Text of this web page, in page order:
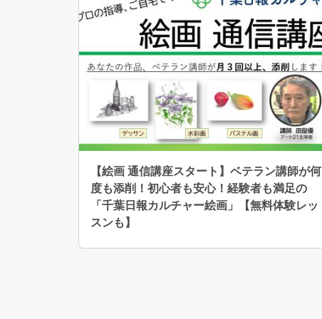
【絵画 通信講座スタート】ベテラン講師が何
度も添削！初心者も安心！経験者も満足の
「千葉日報カルチャー絵画」【無料体験レッ
スンも】